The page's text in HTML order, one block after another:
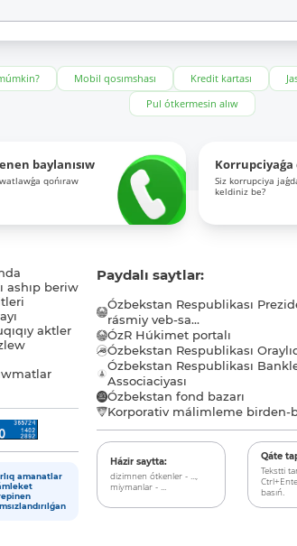
Mobil qosımshası Kredit kartası
Pul ótkermesin alıw
baylanısıw
qońıraw
Korrupciyaǵa
Siz korrupciya
keldiniz be?
ashıp beriw
aktler
amanatlar
Paydalı saytlar:
Ózbekstan Respublikası
rásmiy veb-sa...
ÓzR Húkimet portalı
Ózbekstan Respublikası
Ózbekstan Respublikası
Associaciyası
Ózbekstan fond bazarı
Korporativ málimleme birden-
Házir saytta:
dizimnen ótkenler - ...,
miymanlar - ...
Qáte
Tekstti
basıń.